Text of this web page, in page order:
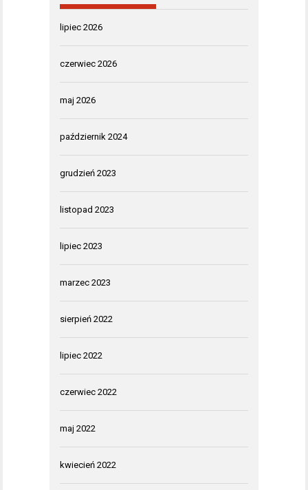
lipiec 2026
czerwiec 2026
maj 2026
październik 2024
grudzień 2023
listopad 2023
lipiec 2023
marzec 2023
sierpień 2022
lipiec 2022
czerwiec 2022
maj 2022
kwiecień 2022